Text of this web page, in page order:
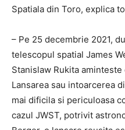
Spatiala din Toro, explica
– Pe 25 decembrie 2021,
telescopul spatial James
Stanislaw Rukita
Lansarea sau intoarcerea
mai dificila si periculoasa
cazul JWST, potrivit